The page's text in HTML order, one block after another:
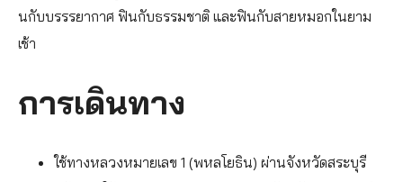
นกับบรรรยากาศ ฟินกับธรรมชาติ และฟินกับสายหมอกในยาม
เช้า
การเดินทาง
ใช้ทางหลวงหมายเลข 1 (พหลโยธิน) ผ่านจังหวัดสระบุรี